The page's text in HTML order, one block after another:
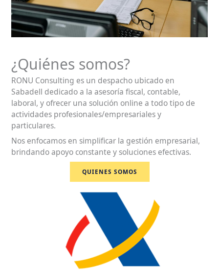
¿Quiénes somos?
RONU Consulting es un despacho ubicado en
Sabadell dedicado a la asesoría fiscal, contable,
laboral, y ofrecer una solución online a todo tipo de
actividades profesionales/empresariales y
particulares.
Nos enfocamos en simplificar la gestión empresarial,
brindando apoyo constante y soluciones efectivas.
QUIENES SOMOS